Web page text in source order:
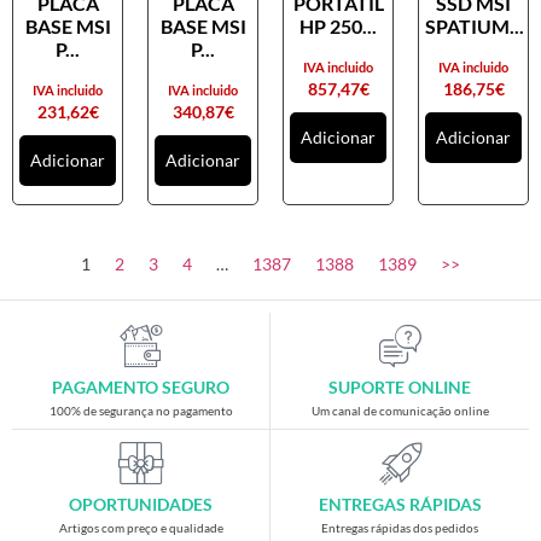
Placas gráficas
SAIS
Ventoínhas
Computadores
All-in-One
Gaming
Acessórios gaming
Cadeiras gaming
Merchandising
BASE MSI
P...
231,62€
IVA incluido
Adicionar
BASE MSI
P...
340,87€
IVA incluido
Adicionar
HP 250...
857,47€
IVA incluido
Adicionar
SPATIUM...
186,75€
IVA incluido
Adicionar
1 2 3 4 … 1387 1388 1389 >>
PAGAMENTO SEGURO
100% de segurança no pagamento
SUPORTE ONLINE
Um canal de comunicação online
OPORTUNIDADES
Artigos com preço e qualidade
ENTREGAS RÁPIDAS
Entregas rápidas dos pedidos